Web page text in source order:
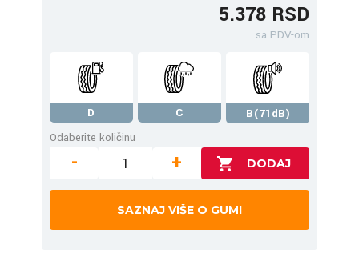
5.378 RSD
sa PDV-om
D C
B(71dB)
Odaberite količinu
- +
SAZNAJ VIŠE O GUMI